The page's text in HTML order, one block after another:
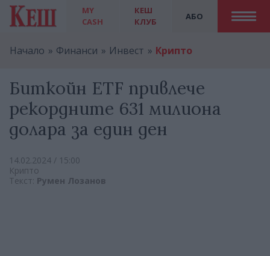
MY
CASH
АБО
КЕШ
КЛУБ
Начало Финанси Инвест Крипто
Биткойн ETF привлече
рекордните 631 милиона
долара за един ден
14.02.2024 / 15:00
Крипто
Текст: Румен Лозанов